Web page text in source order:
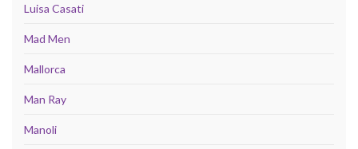
Luisa Casati
Mad Men
Mallorca
Man Ray
Manoli